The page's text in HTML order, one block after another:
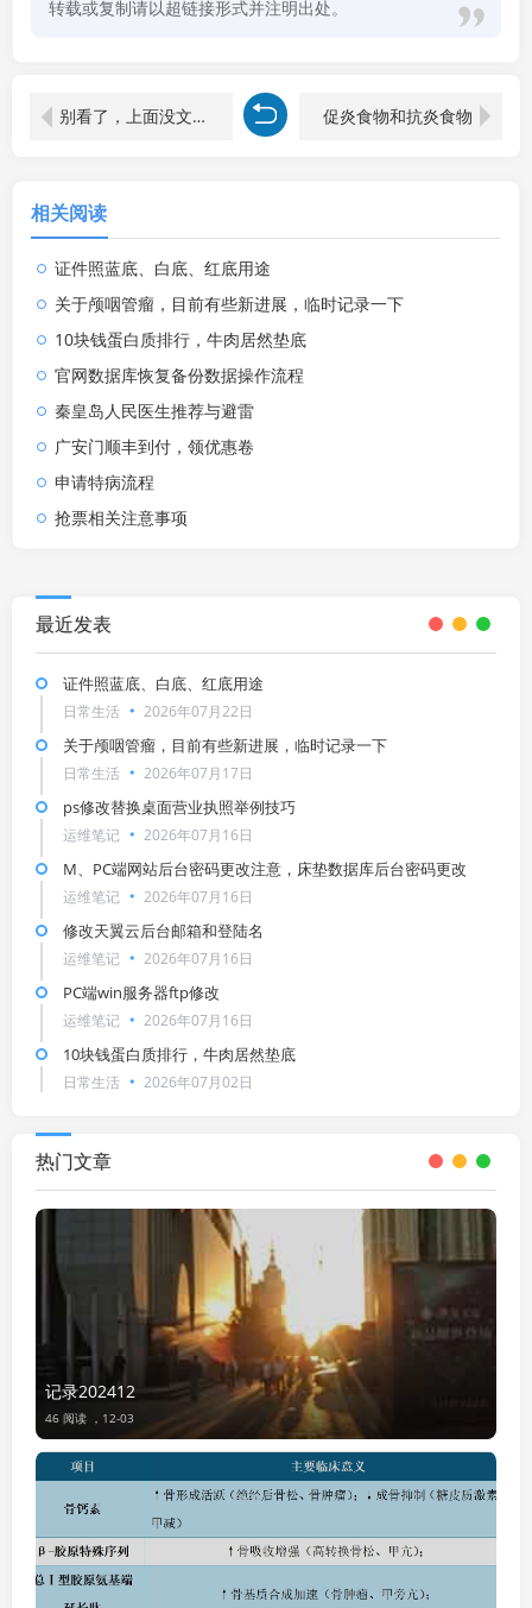
转载或复制请以超链接形式并注明出处。
别看了，上面没文章啦！ 促炎食物和抗炎食物
相关阅读
证件照蓝底、白底、红底用途
关于颅咽管瘤，目前有些新进展，临时记录一下
10块钱蛋白质排行，牛肉居然垫底
官网数据库恢复备份数据操作流程
秦皇岛人民医生推荐与避雷
广安门顺丰到付，领优惠卷
申请特病流程
抢票相关注意事项
最近发表
证件照蓝底、白底、红底用途
日常生活 2026年07月22日
关于颅咽管瘤，目前有些新进展，临时记录一下
日常生活 2026年07月17日
ps修改替换桌面营业执照举例技巧
运维笔记 2026年07月16日
M、PC端网站后台密码更改注意，床垫数据库后台密码更改
运维笔记 2026年07月16日
修改天翼云后台邮箱和登陆名
运维笔记 2026年07月16日
PC端win服务器ftp修改
运维笔记 2026年07月16日
10块钱蛋白质排行，牛肉居然垫底
日常生活 2026年07月02日
热门文章
记录202412
46 阅读 ， 12-03